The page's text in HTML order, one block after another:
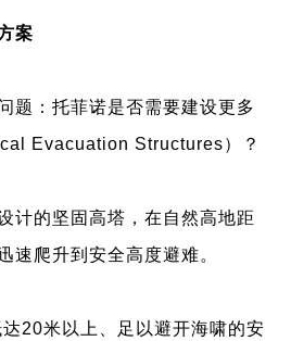
案
题：托菲诺是否需要建设更多
Evacuation Structures）？
计的坚固高塔，在自然高地距
速爬升到安全高度避难。
20米以上、足以避开海啸的安